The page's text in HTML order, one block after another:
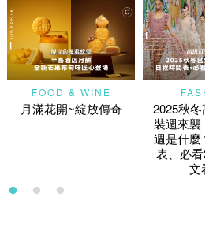
FOOD & WINE
月滿花開~綻放傳奇
2025秋冬
裝週來襲
週是什麼
表、必看
文